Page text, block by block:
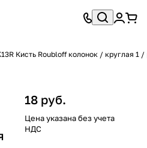
Кисть Roubloff колонок / круглая 1
18 руб.
Цена указана без учета
НДС